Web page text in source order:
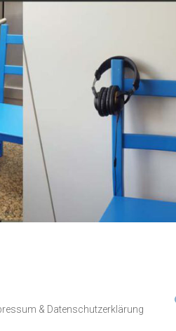
& Datenschutzerklärung